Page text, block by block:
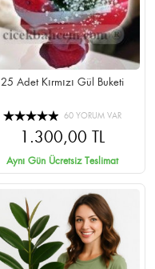
25 Adet Kırmızı Gül Buketi
60 YORUM VAR
1.300,00 TL
Aynı Gün Ücretsiz Teslimat